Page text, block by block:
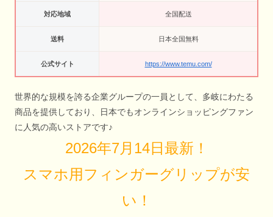
対応地域 全国配送
送料 日本全国無料
公式サイト https://www.temu.com/
世界的な規模を誇る企業グループの一員として、多岐にわたる
商品を提供しており、日本でもオンラインショッピングファン
に人気の高いストアです♪
2026年7月14日最新！
スマホ用フィンガーグリップが安
い！